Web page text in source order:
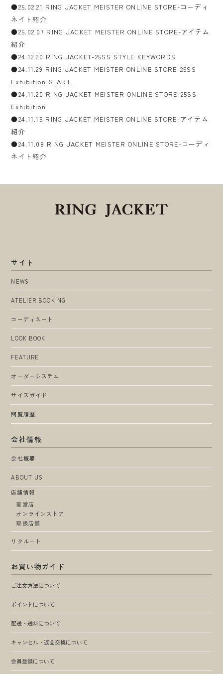
●25.02.21 RING JACKET MEISTER ONLINE STORE-コーディ
ネイト紹介
●25.02.07 RING JACKET MEISTER ONLINE STORE-アイテム
紹介
●24.12.20 RING JACKET-25SS STYLE KEYWORDS
●24.11.29 RING JACKET MEISTER ONLINE STORE-25SS
Exhibition START.
●24.11.20 RING JACKET MEISTER ONLINE STORE-25SS
Exhibition
●24.11.15 RING JACKET MEISTER ONLINE STORE-アイテム
紹介
●24.11.08 RING JACKET MEISTER ONLINE STORE-コーディ
ネイト紹介
サイト
NEWS
ATELIER BOOKING
コーディネート
LOOK BOOK
FEATURE
オーダーシステム
サイズガイド
閲覧履歴
会社情報
会社概要
ABOUT US
店舗情報
直営店
オンラインストア
取扱店舗
リクルート
お買い物ガイド
ご注文方法について
ポイントについて
配送・送料について
キャンセル・返品交換について
会員登録について